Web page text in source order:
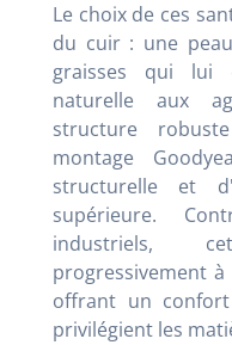
Le choix de ces
du cuir : une
graisses qui lui
naturelle aux
structure
montage
structurelle et
supérieure.
industriels,
progressivement
offrant un
privilégient les